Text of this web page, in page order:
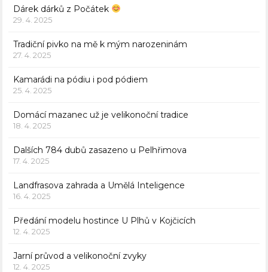
Dárek dárků z Počátek
29. 4. 2025
Tradiční pivko na mě k mým narozeninám
27. 4. 2025
Kamarádi na pódiu i pod pódiem
25. 4. 2025
Domácí mazanec už je velikonoční tradice
18. 4. 2025
Dalších 784 dubů zasazeno u Pelhřimova
17. 4. 2025
Landfrasova zahrada a Umělá Inteligence
16. 4. 2025
Předání modelu hostince U Plhů v Kojčicích
12. 4. 2025
Jarní průvod a velikonoční zvyky
12. 4. 2025